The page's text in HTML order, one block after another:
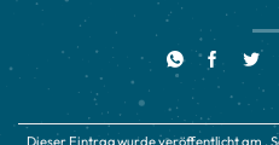
Dieser Eintrag wurde veröffentlicht am .